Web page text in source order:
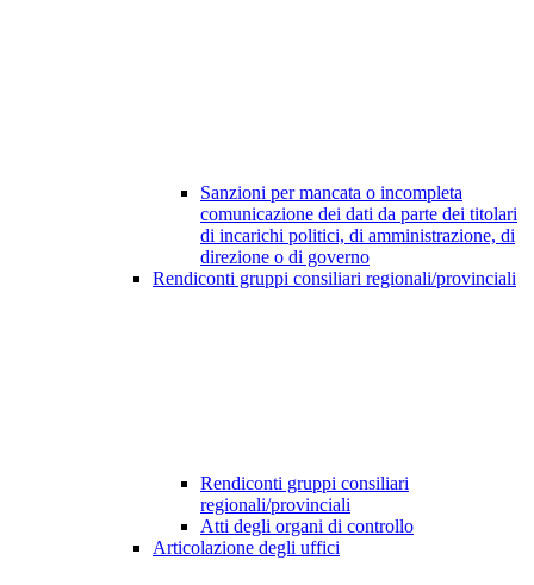
Sanzioni per mancata o incompleta
comunicazione dei dati da parte dei titolari
di incarichi politici, di amministrazione, di
direzione o di governo
Rendiconti gruppi consiliari regionali/provinciali
Rendiconti gruppi consiliari
regionali/provinciali
Atti degli organi di controllo
Articolazione degli uffici